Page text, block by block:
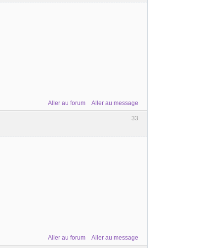
Aller au forum Aller au message
33
Aller au forum Aller au message